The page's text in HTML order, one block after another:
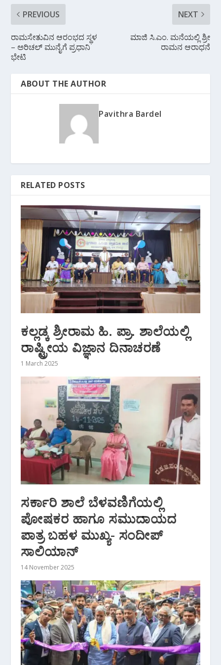
PREVIOUS
ರಾಮಸೇತುವಿನ ಆರಂಭದ ಸ್ಥಳ
– ಅರಿಚಲ್ ಮುನೈಗೆ ಪ್ರಧಾನಿ
ಭೇಟಿ
NEXT
ಮಾಜಿ ಸಿ.ಎಂ. ಮನೆಯಲ್ಲಿ ಶ್ರೀ
ರಾಮನ ಆರಾಧನೆ
ABOUT THE AUTHOR
Pavithra Bardel
RELATED POSTS
ಕಲ್ಲಡ್ಕ ಶ್ರೀರಾಮ ಹಿ. ಪ್ರಾ. ಶಾಲೆಯಲ್ಲಿ
ರಾಷ್ಟ್ರೀಯ ವಿಜ್ಞಾನ ದಿನಾಚರಣೆ
1 March 2025
ಸರ್ಕಾರಿ ಶಾಲೆ ಬೆಳವಣಿಗೆಯಲ್ಲಿ
ಪೋಷಕರ ಹಾಗೂ ಸಮುದಾಯದ
ಪಾತ್ರ ಬಹಳ ಮುಖ್ಯ- ಸಂದೀಪ್
ಸಾಲಿಯಾನ್
14 November 2025